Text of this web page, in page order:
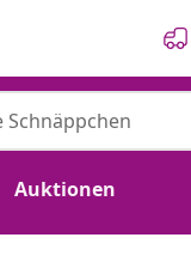
Auktionen